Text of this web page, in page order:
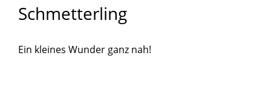
Schmetterling
Ein kleines Wunder ganz nah!